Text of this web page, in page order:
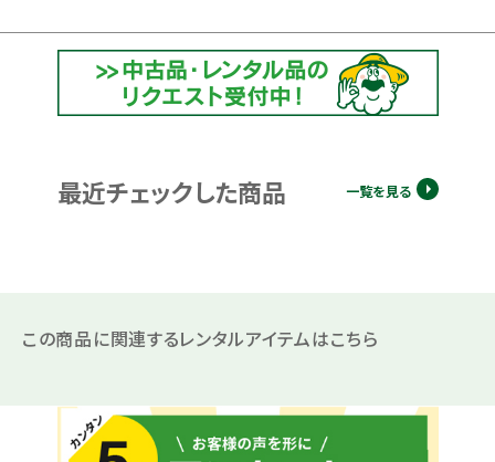
最近チェックした商品 一覧を見る
この商品に関連するレンタルアイテムはこちら